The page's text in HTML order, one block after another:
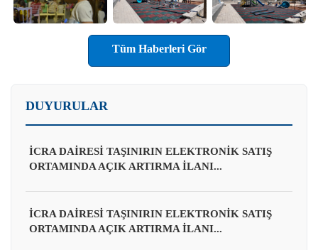
Tüm Haberleri Gör
DUYURULAR
İCRA DAİRESİ TAŞINIRIN ELEKTRONİK SATIŞ
ORTAMINDA AÇIK ARTIRMA İLANI...
İCRA DAİRESİ TAŞINIRIN ELEKTRONİK SATIŞ
ORTAMINDA AÇIK ARTIRMA İLANI...